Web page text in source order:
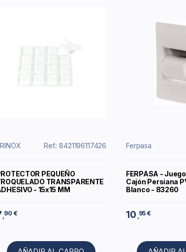
Ref.: 8421196117426
PEQUEÑO
TRANSPARENTE
- 15x15 MM
,90 €
Ferpasa
FERPASA -
Cajón Persiana
Blanco - 83260
10 95 €